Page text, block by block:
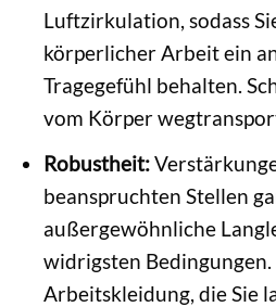
Luftzirkulation, sodass
körperlicher Arbeit ein
Tragegefühl behalten.
vom Körper
Robustheit:
beanspruchten Stellen
außergewöhnliche
widrigsten Bedingungen.
Arbeitskleidung, die Sie